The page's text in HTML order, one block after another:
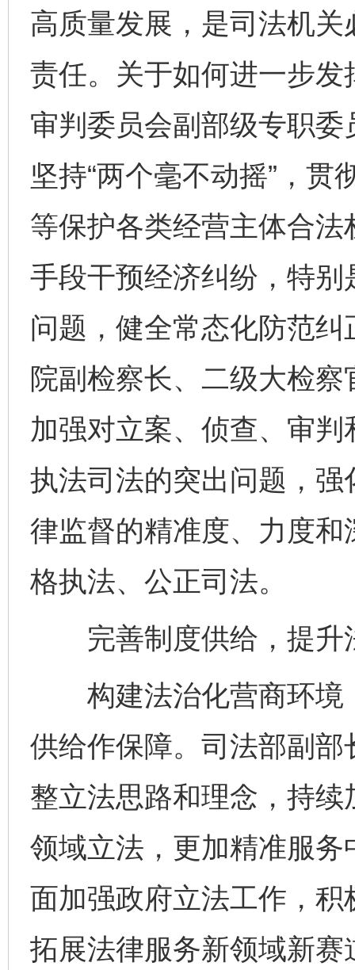
高质量发展，是司法机
责任。关于如何进一步
审判委员会副部级专职
坚持“两个毫不动摇”，
等保护各类经营主体合
手段干预经济纠纷，特
问题，健全常态化防范
院副检察长、二级大检
加强对立案、侦查、审
执法司法的突出问题，
律监督的精准度、力度
格执法、公正司法。
完善制度供给，提升
构建法治化营商环境
供给作保障。司法部副
整立法思路和理念，持
领域立法，更加精准服
面加强政府立法工作，
拓展法律服务新领域新